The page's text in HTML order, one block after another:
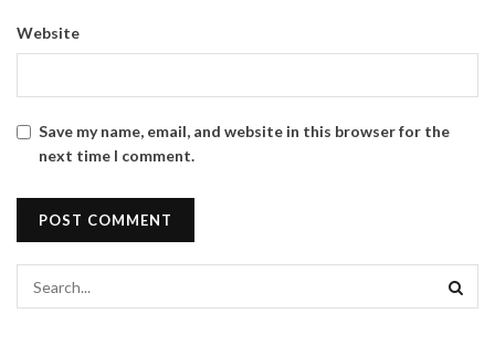
Website
Save my name, email, and website in this browser for the
next time I comment.